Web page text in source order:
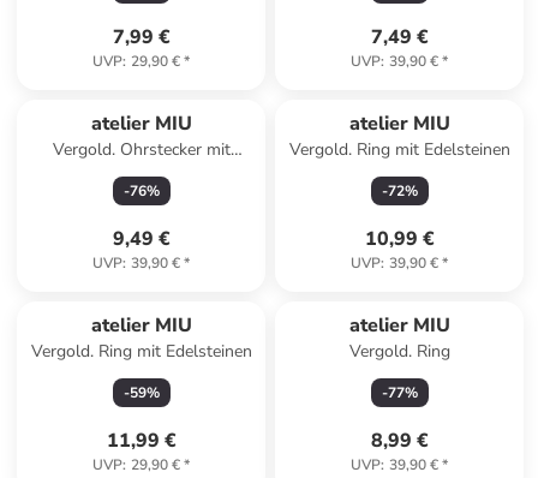
7,99 €
UVP: 29,90 €*
7,49 €
UVP: 39,90 €*
atelier MIU
Vergold. Ohrstecker mit
Edelsteinen
-76%
9,49 €
UVP: 39,90 €*
atelier MIU
Vergold. Ring mit Edelsteinen
-72%
10,99 €
UVP: 39,90 €*
atelier MIU
Vergold. Ring mit Edelsteinen
-59%
11,99 €
UVP: 29,90 €*
atelier MIU
Vergold. Ring
-77%
8,99 €
UVP: 39,90 €*